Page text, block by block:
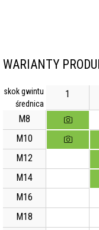
WARIANTY
skok gwintu
średnica
1
M8
M10
M12
M14
M16
M18